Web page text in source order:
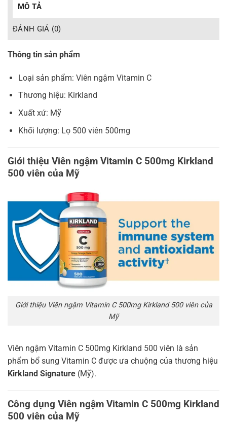
MÔ TẢ
ĐÁNH GIÁ (0)
Thông tin sản phẩm
Loại sản phẩm: Viên ngậm Vitamin C
Thương hiệu: Kirkland
Xuất xứ: Mỹ
Khối lượng: Lọ 500 viên 500mg
Giới thiệu Viên ngậm Vitamin C 500mg Kirkland
500 viên của Mỹ
Giới thiệu Viên ngậm Vitamin C 500mg Kirkland 500 viên của
Mỹ
Viên ngậm Vitamin C 500mg Kirkland 500 viên là sản
phẩm bổ sung Vitamin C được ưa chuộng của thương hiệu
Kirkland Signature (Mỹ).
Công dụng Viên ngậm Vitamin C 500mg Kirkland
500 viên của Mỹ